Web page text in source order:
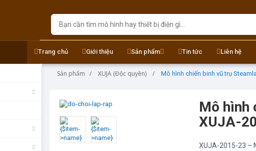
Trang chủ Giới thiệu Sản phẩm Tin tức Liên hệ
Sản phẩm XUJA (Độc quyền) Mô hình chiến binh vũ trụ
Mô hình
XUJA-
XUJA-2015-23 –